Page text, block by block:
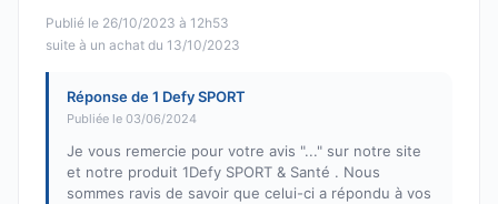
Publié le 26/10/2023 à 12h53
suite à un achat du 13/10/2023
Réponse de 1 Defy SPORT
Publiée le 03/06/2024
Je vous remercie pour votre avis "..." sur notre site
et notre produit 1Defy SPORT & Santé . Nous
sommes ravis de savoir que celui-ci a répondu à vos